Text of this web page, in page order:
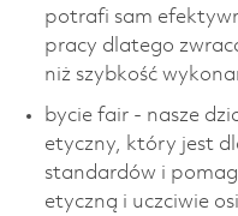
potrafi sam
pracy dlatego
niż szybkość
bycie fair - nasze
etyczny, który jest
standardów i
etyczną i uczciwie